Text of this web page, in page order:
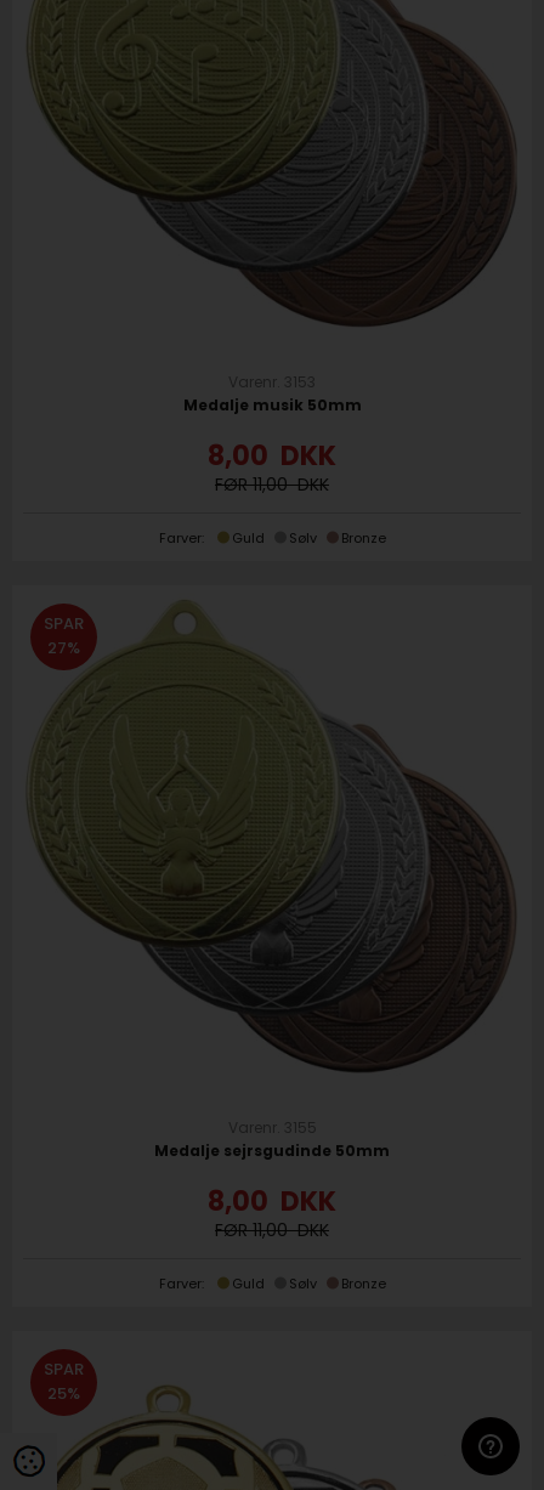
Varenr. 3153
Medalje musik 50mm
11,00
8,00 DKK
Farver: Guld Sølv Bronze
SPAR
27%
Varenr. 3155
Medalje sejrsgudinde 50mm
11,00
8,00 DKK
Farver: Guld Sølv Bronze
SPAR
25%